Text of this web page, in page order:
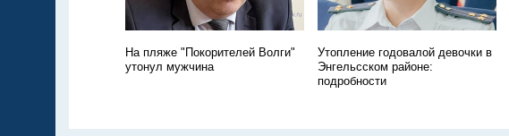
На пляже "Покорителей Волги"
утонул мужчина
Утопление годовалой девочки в
Энгельсском районе:
подробности